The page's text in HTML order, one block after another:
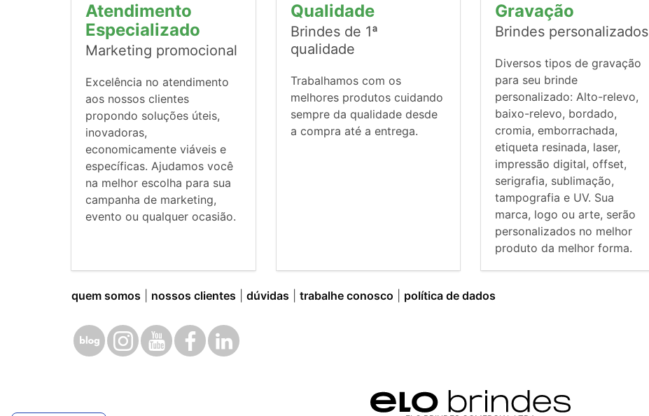
Atendimento
Especializado
Marketing promocional
Excelência no atendimento
aos nossos clientes
propondo soluções úteis,
inovadoras,
economicamente viáveis e
específicas. Ajudamos você
na melhor escolha para sua
campanha de marketing,
evento ou qualquer ocasião.
Qualidade
Brindes de 1ª
qualidade
Trabalhamos com os
melhores produtos cuidando
sempre da qualidade desde
a compra até a entrega.
Gravação
Brindes personalizados
Diversos tipos de gravação
para seu brinde
personalizado: Alto-relevo,
baixo-relevo, bordado,
cromia, emborrachada,
etiqueta resinada, laser,
impressão digital, offset,
serigrafia, sublimação,
tampografia e UV. Sua
marca, logo ou arte, serão
personalizados no melhor
produto da melhor forma.
quem somos nossos clientes dúvidas trabalhe conosco política de dados